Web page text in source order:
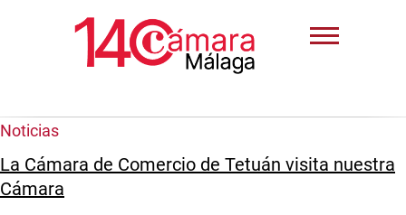
Noticias
La Cámara de Comercio de Tetuán visita nuestra
Cámara